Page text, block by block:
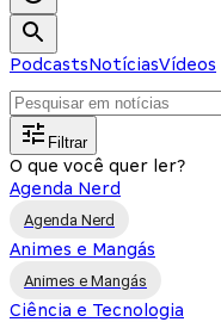
PodcastsNotíciasVídeos
Filtrar
O que você quer ler?
Agenda Nerd
Agenda Nerd
Animes e Mangás
Animes e Mangás
Ciência e Tecnologia